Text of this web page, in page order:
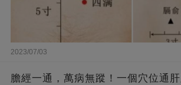
2023/07/03
膽經一通，萬病無蹤！一個穴位通